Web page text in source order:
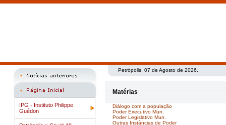
IPG - Instituto Philippe
Guédon
Petrópolis, 07 de Agosto de 2026.
Matérias
Diálogo com a população
Poder Executivo Mun.
Poder Legislativo Mun.
Outras Instâncias de Poder